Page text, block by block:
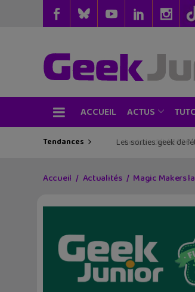
ACCUEIL ACTUS
Tendances Les sorties geek de
Accueil Actualités Magic Makers